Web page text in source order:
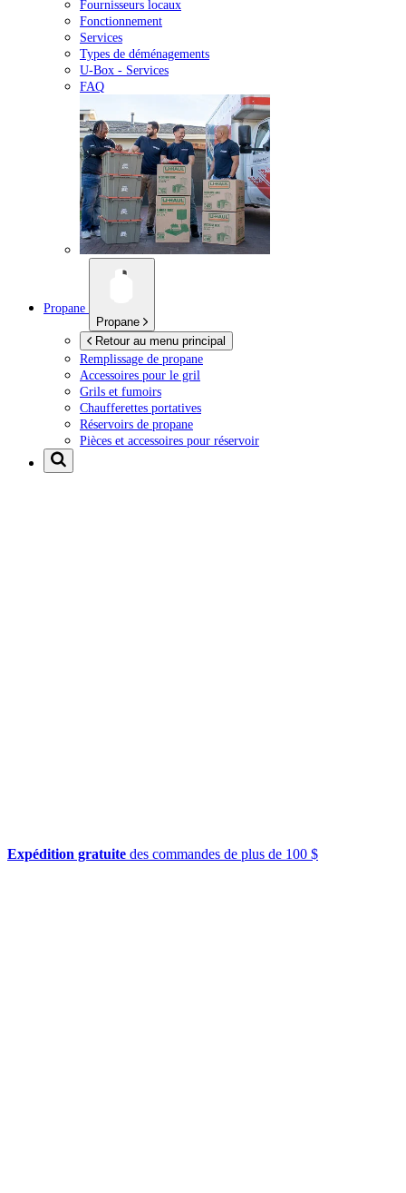
Fournisseurs locaux
Fonctionnement
Services
Types de déménagements
U-Box - Services
FAQ
Propane
Propane
Retour au menu principal
Remplissage de propane
Accessoires pour le gril
Grils et fumoirs
Chaufferettes portatives
Réservoirs de propane
Pièces et accessoires pour réservoir
Expédition gratuite des commandes de plus de 100 $